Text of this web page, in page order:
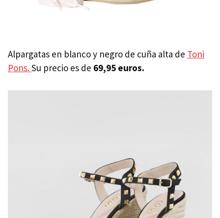
Alpargatas en blanco y negro de cuña alta de Toni
Pons.Su precio es de 69,95 euros.